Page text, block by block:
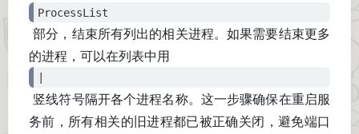
ProcessList
部分，结束所有列出的相关进程。如果需要结束更多
的进程，可以在列表中用
竖线符号隔开各个进程名称。这一步骤确保在重启服
务前，所有相关的旧进程都已被正确关闭，避免端口